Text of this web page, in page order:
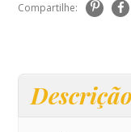
Compartilhe:
Descrição